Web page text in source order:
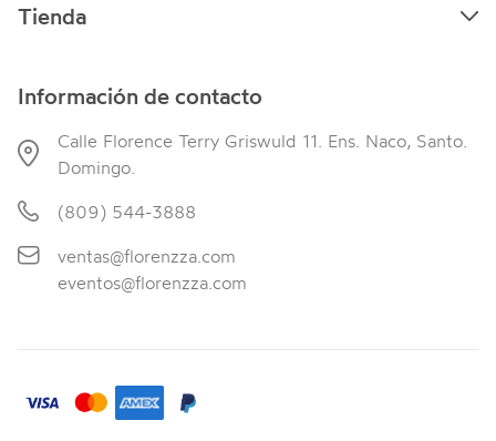
Tienda
Información de contacto
Calle Florence Terry Griswuld 11. Ens. Naco, Santo.
Domingo.
(809) 544-3888
ventas@florenzza.com
eventos@florenzza.com